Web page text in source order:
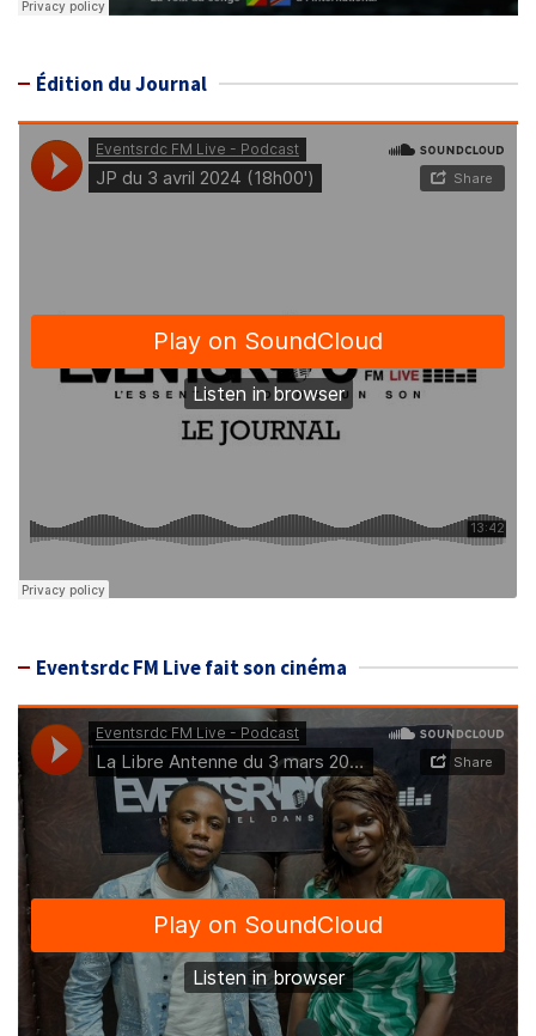
Édition du Journal
Eventsrdc FM Live fait son cinéma